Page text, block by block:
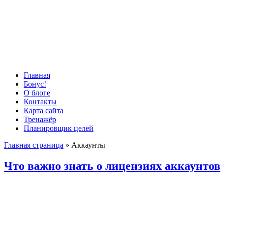
Главная
Бонус!
О блоге
Контакты
Карта сайта
Тренажёр
Планировщик целей
Главная страница » Аккаунты
Что важно знать о лицензиях аккаунтов